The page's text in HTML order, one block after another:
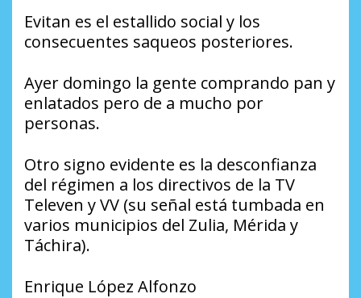
Evitan es el estallido social y los
consecuentes saqueos posteriores.
Ayer domingo la gente comprando pan y
enlatados pero de a mucho por
personas.
Otro signo evidente es la desconfianza
del régimen a los directivos de la TV
Televen y VV (su señal está tumbada en
varios municipios del Zulia, Mérida y
Táchira).
Enrique López Alfonzo